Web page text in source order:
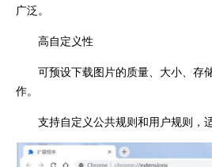
广泛。
高自定义性
可预设下载图片的质量、大小、存
作。
支持自定义公共规则和用户规则，